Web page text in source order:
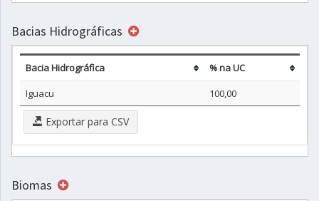
Bacias Hidrográficas
Bacia Hidrográfica
% na UC
Iguacu
100,00
Exportar para CSV
Biomas